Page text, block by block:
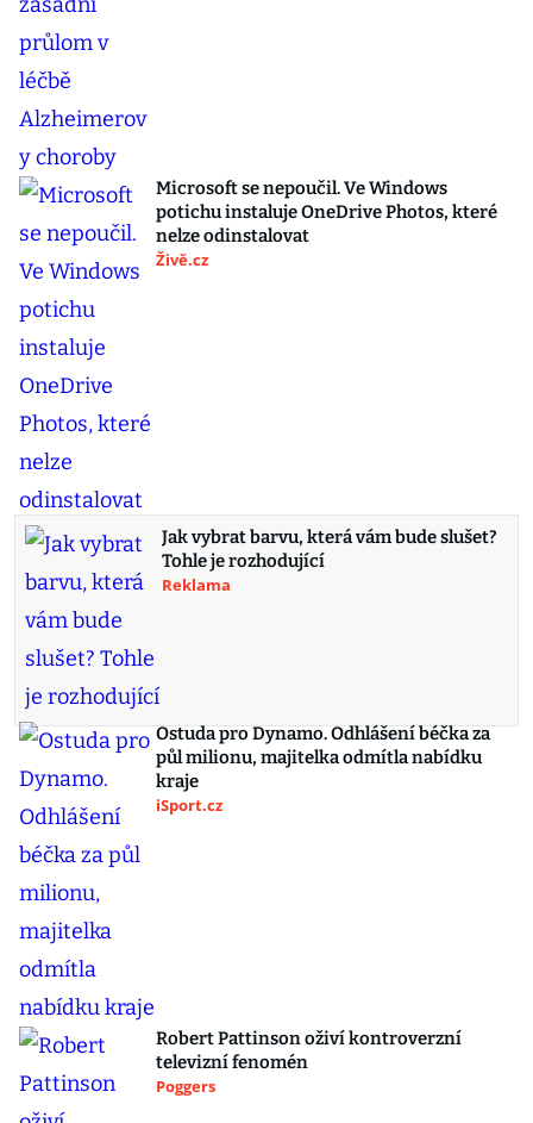
Microsoft se nepoučil. Ve Windows
potichu instaluje OneDrive Photos, které
nelze odinstalovat
Živě.cz
Jak vybrat barvu, která vám bude slušet?
Tohle je rozhodující
Reklama
Ostuda pro Dynamo. Odhlášení béčka za
půl milionu, majitelka odmítla nabídku
kraje
iSport.cz
Robert Pattinson oživí kontroverzní
televizní fenomén
Poggers